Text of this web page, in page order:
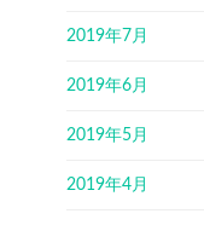
2019年7月
2019年6月
2019年5月
2019年4月